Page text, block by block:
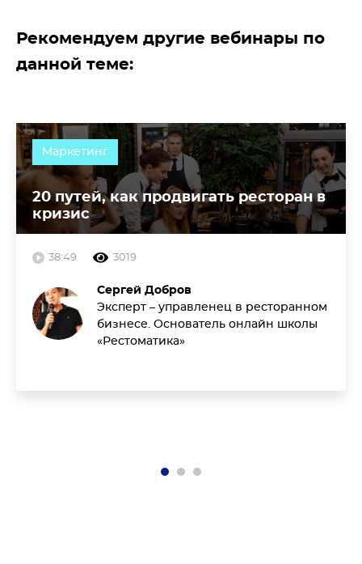
Рекомендуем другие вебинары по
данной теме:
Маркетинг
20 путей, как продвигать ресторан в
кризис
38:49 3019
Сергей Добров
Эксперт – управленец в ресторанном
бизнесе. Основатель онлайн школы
«Рестоматика»